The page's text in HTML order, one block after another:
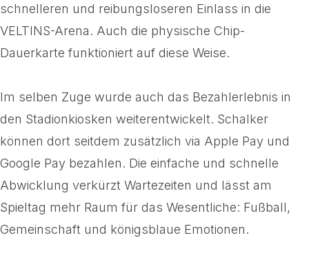
schnelleren und reibungsloseren Einlass in die
VELTINS-Arena. Auch die physische Chip-
Dauerkarte funktioniert auf diese Weise.
Im selben Zuge wurde auch das Bezahlerlebnis in
den Stadionkiosken weiterentwickelt. Schalker
können dort seitdem zusätzlich via Apple Pay und
Google Pay bezahlen. Die einfache und schnelle
Abwicklung verkürzt Wartezeiten und lässt am
Spieltag mehr Raum für das Wesentliche: Fußball,
Gemeinschaft und königsblaue Emotionen.